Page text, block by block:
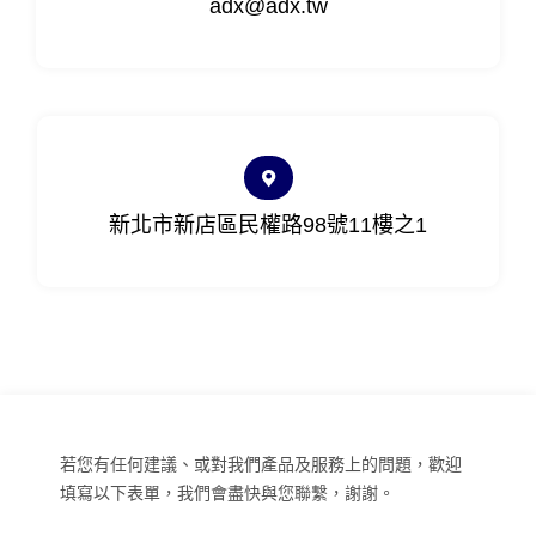
adx@adx.tw
新北市新店區民權路98號11樓之1
若您有任何建議、或對我們產品及服務上的問題，歡迎
填寫以下表單，我們會盡快與您聯繫，謝謝。